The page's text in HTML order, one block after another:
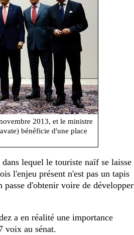
2013, et le ministre
bénéficie d'une place
lequel le touriste naïf se laisse
l'enjeu présent n'est pas un tapis
passe d'obtenir voire de développer
a en réalité une importance
voix au sénat.